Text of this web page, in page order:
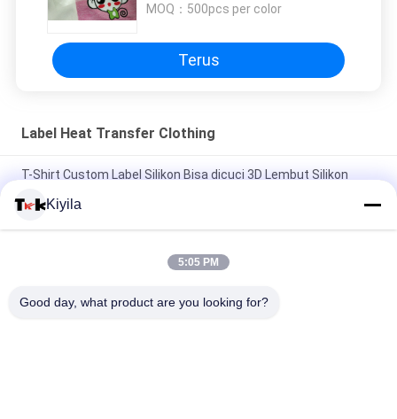
MOQ： 500pcs per color
Terus
Label Heat Transfer Clothing
T-Shirt Custom Label Silikon Bisa dicuci 3D Lembut Silikon
Label Silikon Injeksi Cetakan Khusus 3D Soft Silikon Logo Yang
Bisa Dicuci Transfer Panas Silikon Badge
Transfer Panas untuk Pakaian
Kiyila
5:05 PM
Good day, what product are you looking for?